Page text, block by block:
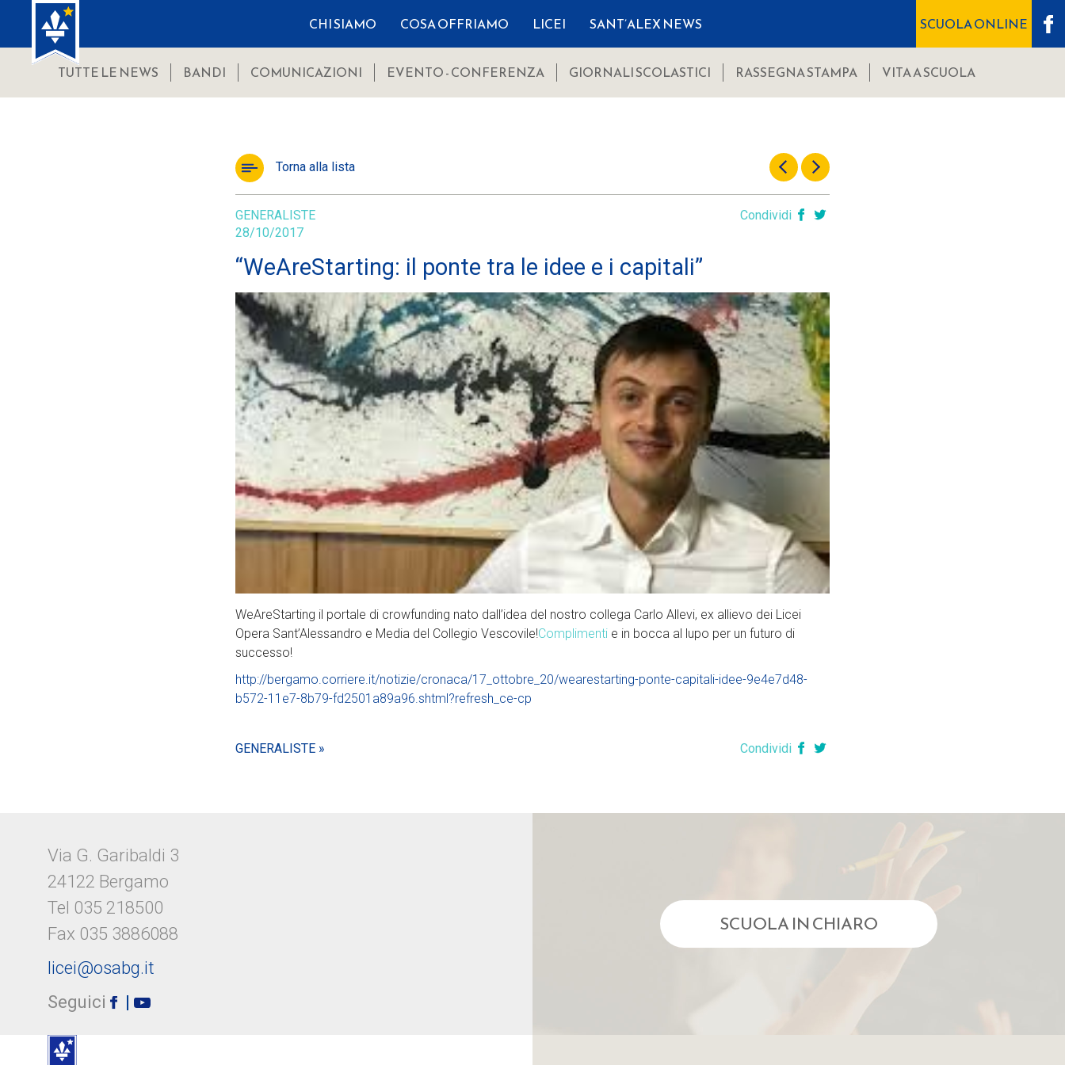
CHI SIAMO COSA OFFRIAMO LICEI SANT’ALEX NEWS SCUOLA ONLINE
TUTTE LE NEWS BANDI COMUNICAZIONI EVENTO - CONFERENZA GIORNALI SCOLASTICI RASSEGNA STAMPA VITA A SCUOLA
Torna alla lista
GENERALISTE
28/10/2017
Condividi
“WeAreStarting: il ponte tra le idee e i capitali”
WeAreStarting il portale di crowfunding nato dall’idea del nostro collega Carlo Allevi, ex allievo dei Licei
Opera Sant’Alessandro e Media del Collegio Vescovile!Complimenti e in bocca al lupo per un futuro di
successo!
http://bergamo.corriere.it/notizie/cronaca/17_ottobre_20/wearestarting-ponte-capitali-idee-9e4e7d48-
b572-11e7-8b79-fd2501a89a96.shtml?refresh_ce-cp
GENERALISTE » Condividi
Via G. Garibaldi 3
24122 Bergamo
Tel 035 218500
Fax 035 3886088
licei@osabg.it
Seguici
SCUOLA IN CHIARO